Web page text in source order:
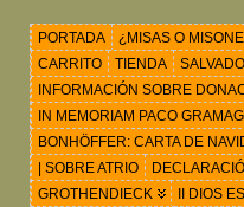
PORTADA ¿MISAS O
CARRITO
TIENDA
INFORMACIÓN SOBRE
IN MEMORIAM PACO
BONHÖFFER: CARTA DE
| SOBRE ATRIO
GROTHENDIECK
II DIOS